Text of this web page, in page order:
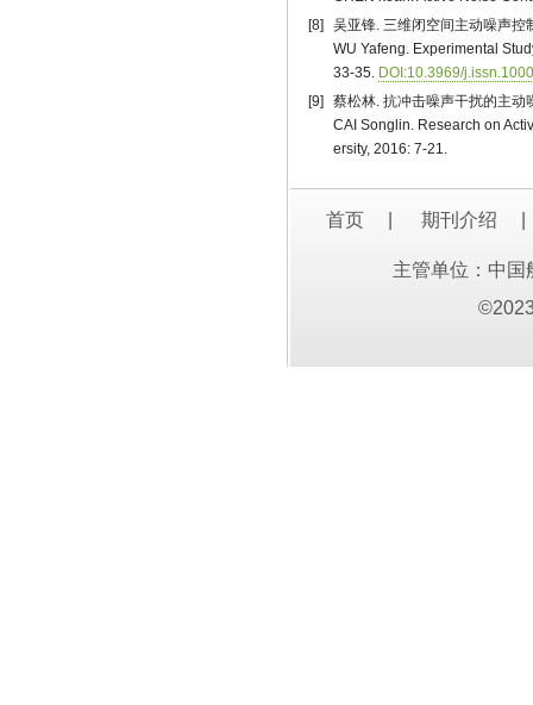
[8]
吴亚锋. 三维闭空间主动噪声
WU Yafeng. Experimental
33-35. DOI:10.3969/
[9]
蔡松林. 抗冲击噪声干扰的主动
CAI Songlin. Research on
ersity, 2016: 7-21.